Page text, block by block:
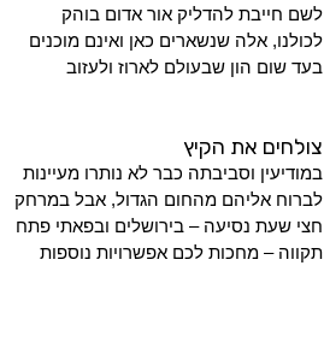
לשם חייבת להדליק אור אדום בוהק
לכולנו, אלה שנשארים כאן ואינם מוכנים
בעד שום הון שבעולם לארוז ולעזוב
צולחים את הקיץ
במודיעין וסביבתה כבר לא נותרו מעיינות
לברוח אליהם מהחום הגדול, אבל במרחק
חצי שעת נסיעה – בירושלים ובפאתי פתח
תקווה – מחכות לכם אפשרויות נוספות